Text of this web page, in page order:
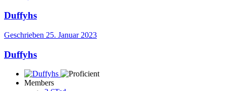
Duffyhs
Geschrieben 25. Januar 2023
Duffyhs
Members